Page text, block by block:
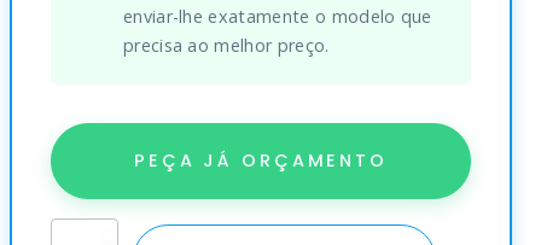
enviar-lhe exatamente o modelo que
precisa ao melhor preço.
PEÇA JÁ ORÇAMENTO